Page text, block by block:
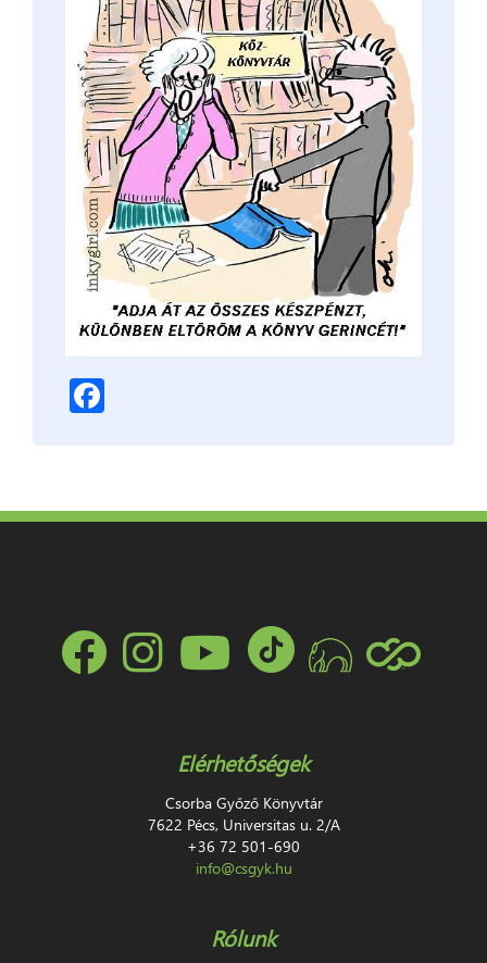
Elérhetőségek
Csorba Győző Könyvtár
7622 Pécs, Universitas u. 2/A
+36 72 501-690
info@csgyk.hu
Rólunk